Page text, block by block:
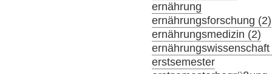
ernährung
ernährungsforschung (2)
ernährungsmedizin (2)
erstsemester